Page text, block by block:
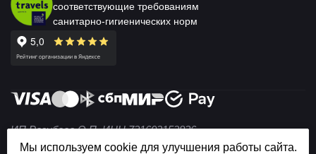
соответствующие требованиям
санитарно-гигиенических норм
ИП Разубаев О.П. ИНН 731602152836
© 2004 — 2026 Не является публичной офертой (ст. 437
Мы используем cookie для улучшения работы сайта.